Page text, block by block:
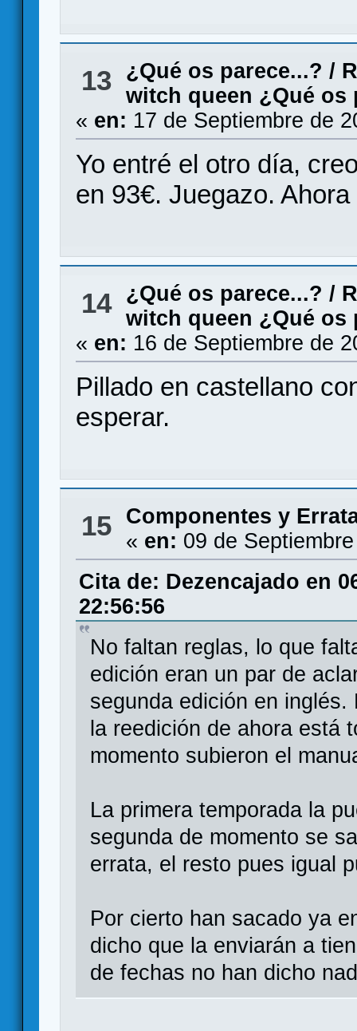
13 ¿Qué os parece...? /
witch queen ¿Qué os
« en: 17 de Septiembre de
Yo entré el otro día,
en 93€. Juegazo.
14 ¿Qué os parece...? /
witch queen ¿Qué os
« en: 16 de Septiembre de
Pillado en castellano
esperar.
15
Componentes y
« en: 09 de
Cita de: Dezencajado en
22:56:56
No faltan reglas, lo que
edición eran un par de
segunda edición en
la reedición de ahora está
momento subieron el
La primera temporada la
segunda de momento se
errata, el resto pues igual
Por cierto han sacado ya
dicho que la enviarán a
de fechas no han dicho